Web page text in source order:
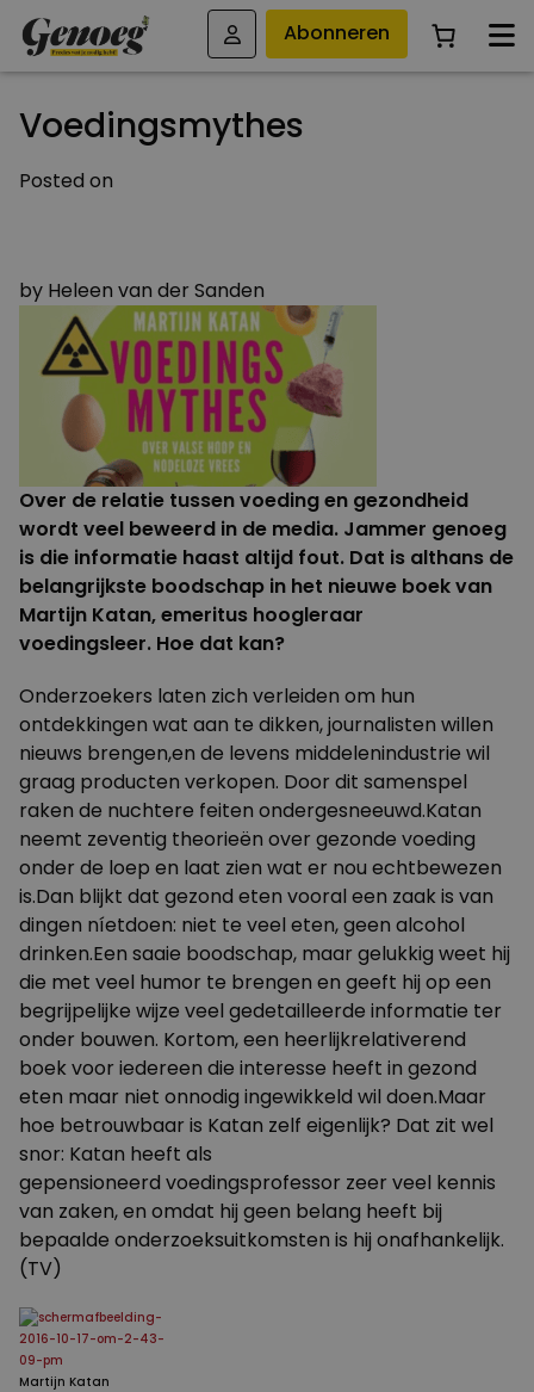
Abonneren
Voedingsmythes
Posted on
by Heleen van der Sanden
Over de relatie tussen voeding en gezondheid
wordt veel beweerd in de media. Jammer genoeg
is die informatie haast altijd fout. Dat is althans de
belangrijkste boodschap in het nieuwe boek van
Martijn Katan, emeritus hoogleraar
voedingsleer. Hoe dat kan?
Onderzoekers laten zich verleiden om hun
ontdekkingen wat aan te dikken, journalisten willen
nieuws brengen,en de levens middelenindustrie wil
graag producten verkopen. Door dit samenspel
raken de nuchtere feiten ondergesneeuwd.Katan
neemt zeventig theorieën over gezonde voeding
onder de loep en laat zien wat er nou echtbewezen
is.Dan blijkt dat gezond eten vooral een zaak is van
dingen níetdoen: niet te veel eten, geen alcohol
drinken.Een saaie boodschap, maar gelukkig weet hij
die met veel humor te brengen en geeft hij op een
begrijpelijke wijze veel gedetailleerde informatie ter
onder bouwen. Kortom, een heerlijkrelativerend
boek voor iedereen die interesse heeft in gezond
eten maar niet onnodig ingewikkeld wil doen.Maar
hoe betrouwbaar is Katan zelf eigenlijk? Dat zit wel
snor: Katan heeft als
gepensioneerd voedingsprofessor zeer veel kennis
van zaken, en omdat hij geen belang heeft bij
bepaalde onderzoeksuitkomsten is hij onafhankelijk.
(TV)
Martijn Katan